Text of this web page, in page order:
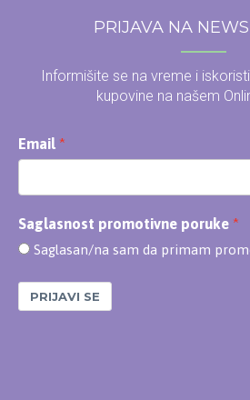
PRIJAVA NA
Informišite se na vreme i
kupovine na našem
Email
Saglasnost promotivne poruke
Saglasan/na sam da primam
PRIJAVI SE